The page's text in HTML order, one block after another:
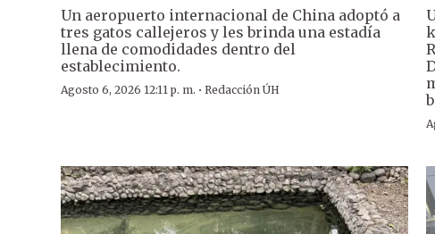
Un aeropuerto internacional de China adoptó a
tres gatos callejeros y les brinda una estadía
llena de comodidades dentro del
establecimiento.
Agosto 6, 2026 12:11 p. m. · Redacción ÚH